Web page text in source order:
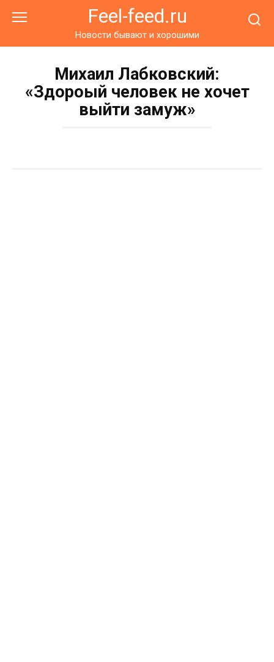
Feel-feed.ru
Новости бывают и хорошими
Михаил Лабковский:
«Здороый человек не хочет
выйти замуж»